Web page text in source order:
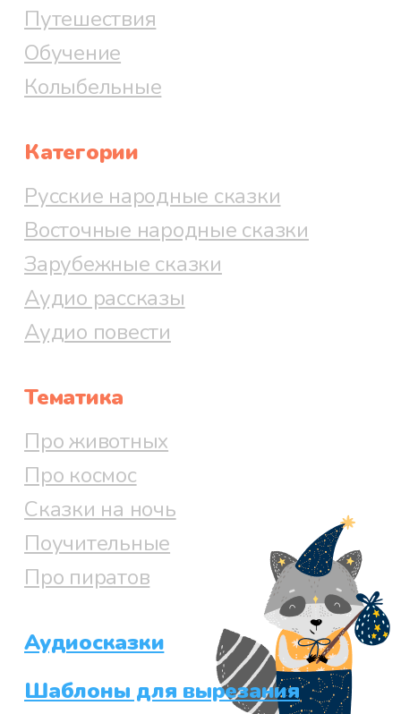
Путешествия
Обучение
Колыбельные
Категории
Русские народные сказки
Восточные народные сказки
Зарубежные сказки
Аудио рассказы
Аудио повести
Тематика
Про животных
Про космос
Сказки на ночь
Поучительные
Про пиратов
Аудиосказки
Шаблоны для вырезания